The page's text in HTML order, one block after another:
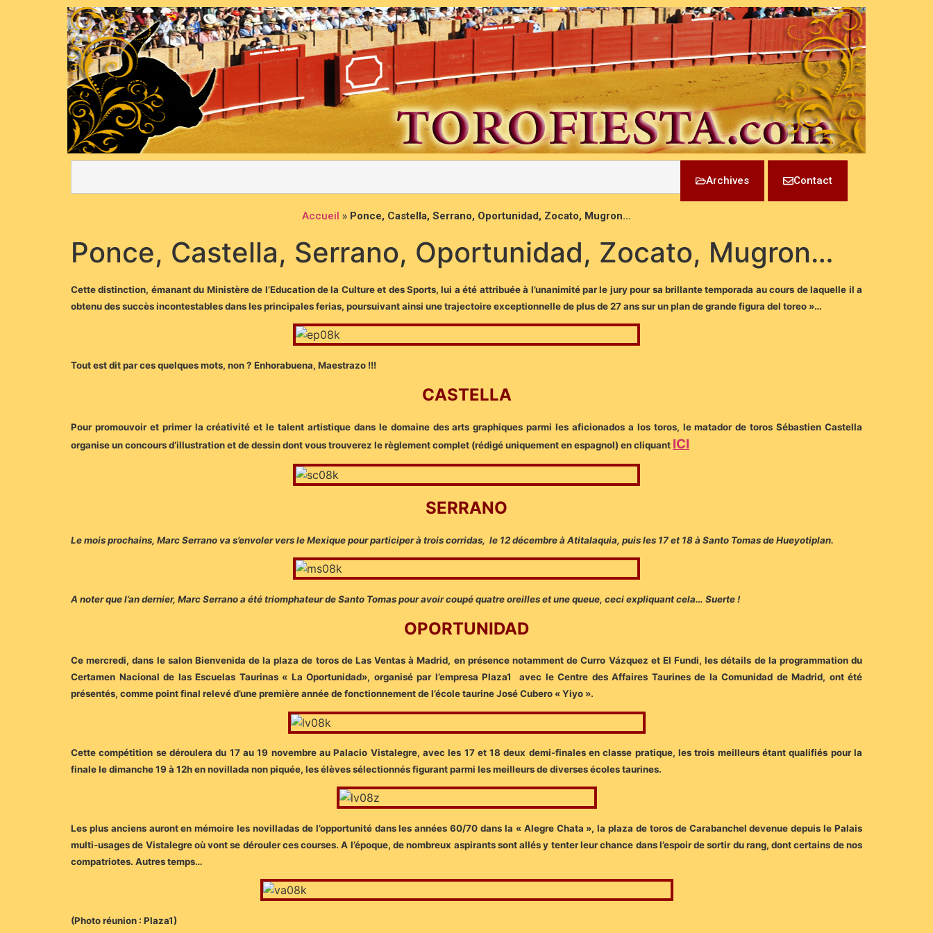
Archives Contact
Accueil » Ponce, Castella, Serrano, Oportunidad, Zocato, Mugron…
Ponce, Castella, Serrano, Oportunidad, Zocato, Mugron…
Cette distinction, émanant du Ministère de l’Education de la Culture et des Sports, lui a été attribuée à l’unanimité par le jury pour sa brillante temporada au cours de laquelle il a
obtenu des succès incontestables dans les principales ferias, poursuivant ainsi une trajectoire exceptionnelle de plus de 27 ans sur un plan de grande figura del toreo »…
Tout est dit par ces quelques mots, non ? Enhorabuena, Maestrazo !!!
CASTELLA
Pour promouvoir et primer la créativité et le talent artistique dans le domaine des arts graphiques parmi les aficionados a los toros, le matador de toros Sébastien Castella
organise un concours d’illustration et de dessin dont vous trouverez le règlement complet (rédigé uniquement en espagnol) en cliquant ICI
SERRANO
Le mois prochains, Marc Serrano va s’envoler vers le Mexique pour participer à trois corridas, le 12 décembre à Atitalaquia, puis les 17 et 18 à Santo Tomas de Hueyotiplan.
A noter que l’an dernier, Marc Serrano a été triomphateur de Santo Tomas pour avoir coupé quatre oreilles et une queue, ceci expliquant cela… Suerte !
OPORTUNIDAD
Ce mercredi, dans le salon Bienvenida de la plaza de toros de Las Ventas à Madrid, en présence notamment de Curro Vázquez et El Fundi, les détails de la programmation du
Certamen Nacional de las Escuelas Taurinas « La Oportunidad», organisé par l’empresa Plaza1 avec le Centre des Affaires Taurines de la Comunidad de Madrid, ont été
présentés, comme point final relevé d’une première année de fonctionnement de l’école taurine José Cubero « Yiyo ».
Cette compétition se déroulera du 17 au 19 novembre au Palacio Vistalegre, avec les 17 et 18 deux demi-finales en classe pratique, les trois meilleurs étant qualifiés pour la
finale le dimanche 19 à 12h en novillada non piquée, les élèves sélectionnés figurant parmi les meilleurs de diverses écoles taurines.
Les plus anciens auront en mémoire les novilladas de l’opportunité dans les années 60/70 dans la « Alegre Chata », la plaza de toros de Carabanchel devenue depuis le Palais
multi-usages de Vistalegre où vont se dérouler ces courses. A l’époque, de nombreux aspirants sont allés y tenter leur chance dans l’espoir de sortir du rang, dont certains de nos
compatriotes. Autres temps…
(Photo réunion : Plaza1)